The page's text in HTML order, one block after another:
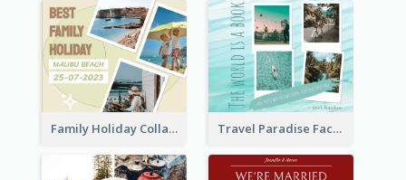
Family Holiday Collage Facebook Post Travel Paradise Facebook Post